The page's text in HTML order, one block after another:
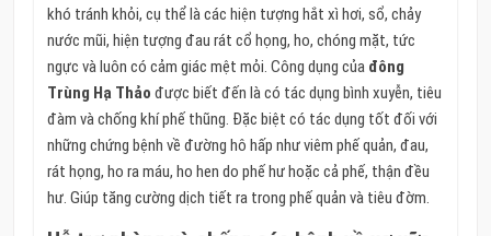
khó tránh khỏi, cụ thể là các hiện tượng hắt xì hơi, sổ, chảy
nước mũi, hiện tượng đau rát cổ họng, ho, chóng mặt, tức
ngực và luôn có cảm giác mệt mỏi. Công dụng của đông
Trùng Hạ Thảo được biết đến là có tác dụng bình xuyễn, tiêu
đàm và chống khí phế thũng. Đặc biệt có tác dụng tốt đối với
những chứng bệnh về đường hô hấp như viêm phế quản, đau,
rát họng, ho ra máu, ho hen do phế hư hoặc cả phế, thận đều
hư. Giúp tăng cường dịch tiết ra trong phế quản và tiêu đờm.